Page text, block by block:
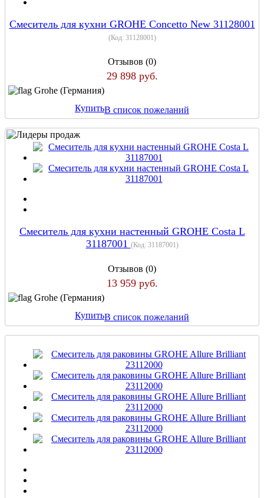
Cмеситель для кухни GROHE Concetto New 31128001
(Код: 31128001)
Отзывов (0)
29 898 руб.
Grohe (Германия)
КупитьВ список пожеланий
Cмеситель для кухни настенный GROHE Costa L
31187001 (Код: 31187001)
Отзывов (0)
13 959 руб.
Grohe (Германия)
КупитьВ список пожеланий